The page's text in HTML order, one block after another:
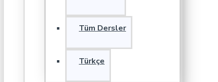
Tüm Dersler
Türkçe